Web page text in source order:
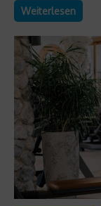
Weiterlesen